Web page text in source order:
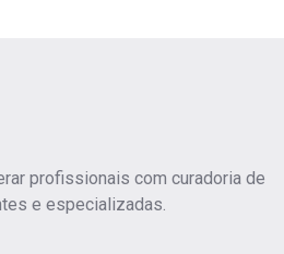
profissionais com curadoria de
e especializadas.